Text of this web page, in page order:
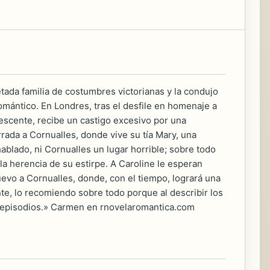
familia de costumbres victorianas y la condujo
En Londres, tras el desfile en homenaje a
recibe un castigo excesivo por una
a Cornualles, donde vive su tía Mary, una
ni Cornualles un lugar horrible; sobre todo
herencia de su estirpe. A Caroline le esperan
a Cornualles, donde, con el tiempo, logrará una
lo recomiendo sobre todo porque al describir los
Carmen en rnovelaromantica.com